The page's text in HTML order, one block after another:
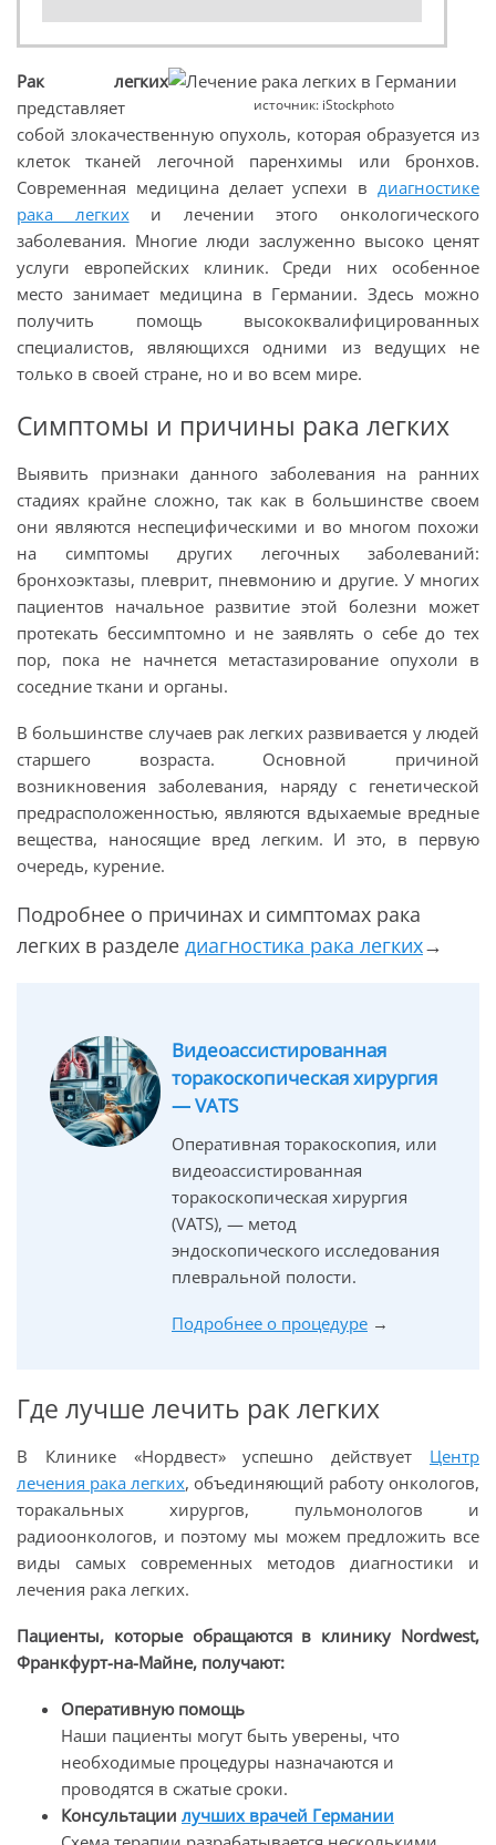
источник: iStockphoto
Рак легких
представляет
собой злокачественную опухоль, которая образуется из
клеток тканей легочной паренхимы или бронхов.
Современная медицина делает успехи в диагностике
рака легкихи лечении этого онкологического
заболевания. Многие люди заслуженно высоко ценят
услуги европейских клиник. Среди них особенное
место занимает медицина в Германии. Здесь можно
получить помощь высококвалифицированных
специалистов, являющихся одними из ведущих не
только в своей стране, но и во всем мире.
Симптомы и причины рака легких
Выявить признаки данного заболевания на ранних
стадиях крайне сложно, так как в большинстве своем
они являются неспецифическими и во многом похожи
на симптомы других легочных заболеваний:
бронхоэктазы, плеврит, пневмонию и другие. У многих
пациентов начальное развитие этой болезни может
протекать бессимптомно и не заявлять о себе до тех
пор, пока не начнется метастазирование опухоли в
соседние ткани и органы.
В большинстве случаев рак легких развивается у людей
старшего возраста. Основной причиной
возникновения заболевания, наряду с генетической
предрасположенностью, являются вдыхаемые вредные
вещества, наносящие вред легким. И это, в первую
очередь, курение.
Подробнее о причинах и симптомах рака
легких в разделе диагностика рака легких→
Видеоассистированная
торакоскопическая хирургия
— VATS
Оперативная торакоскопия, или
видеоассистированная
торакоскопическая хирургия
(VATS), — метод
эндоскопического исследования
плевральной полости.
Подробнее о процедуре →
Где лучше лечить рак легких
В Клинике «Нордвест» успешно действует Центр
лечения рака легких, объединяющий работу онкологов,
торакальных хирургов, пульмонологов и
радиоонкологов, и поэтому мы можем предложить все
виды самых современных методов диагностики и
лечения рака легких.
Пациенты, которые обращаются в клинику Nordwest,
Франкфурт-на-Майне, получают:
Оперативную помощь
Наши пациенты могут быть уверены, что
необходимые процедуры назначаются и
проводятся в сжатые сроки.
Консультации лучших врачей Германии